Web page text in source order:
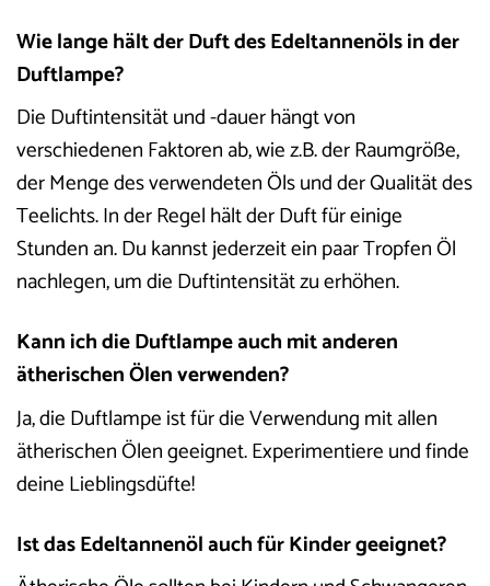
Wie lange hält der Duft des Edeltannenöls in der
Duftlampe?
Die Duftintensität und -dauer hängt von
verschiedenen Faktoren ab, wie z.B. der Raumgröße,
der Menge des verwendeten Öls und der Qualität des
Teelichts. In der Regel hält der Duft für einige
Stunden an. Du kannst jederzeit ein paar Tropfen Öl
nachlegen, um die Duftintensität zu erhöhen.
Kann ich die Duftlampe auch mit anderen
ätherischen Ölen verwenden?
Ja, die Duftlampe ist für die Verwendung mit allen
ätherischen Ölen geeignet. Experimentiere und finde
deine Lieblingsdüfte!
Ist das Edeltannenöl auch für Kinder geeignet?